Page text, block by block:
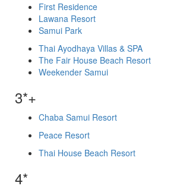
First Residence
Lawana Resort
Samui Park
Thai Ayodhaya Villas & SPA
The Fair House Beach Resort
Weekender Samui
3*+
Chaba Samui Resort
Peace Resort
Thai House Beach Resort
4*